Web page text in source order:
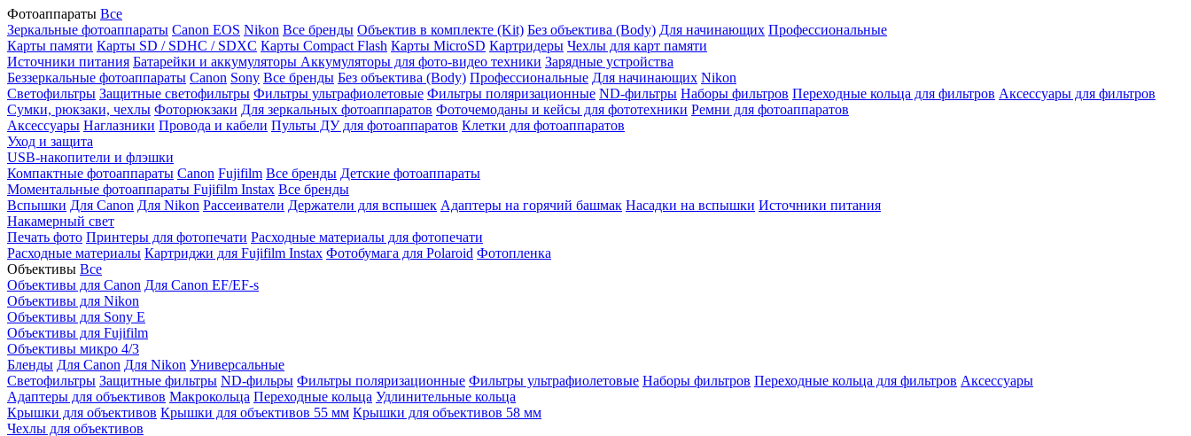
Фотоаппараты Все
Зеркальные фотоаппараты Canon EOS Nikon Все бренды Объектив в комплекте (Kit) Без объектива (Body) Для начинающих Профессиональные
Карты памяти Карты SD / SDHC / SDXC Карты Compact Flash Карты MicroSD Картридеры Чехлы для карт памяти
Источники питания Батарейки и аккумуляторы Аккумуляторы для фото-видео техники Зарядные устройства
Беззеркальные фотоаппараты Canon Sony Все бренды Без объектива (Body) Профессиональные Для начинающих Nikon
Светофильтры Защитные светофильтры Фильтры ультрафиолетовые Фильтры поляризационные ND-фильтры Наборы фильтров Переходные кольца для фильтров Аксессуары для фильтров
Сумки, рюкзаки, чехлы Фоторюкзаки Для зеркальных фотоаппаратов Фоточемоданы и кейсы для фототехники Ремни для фотоаппаратов
Аксессуары Наглазники Провода и кабели Пульты ДУ для фотоаппаратов Клетки для фотоаппаратов
Уход и защита
USB-накопители и флэшки
Компактные фотоаппараты Canon Fujifilm Все бренды Детские фотоаппараты
Моментальные фотоаппараты Fujifilm Instax Все бренды
Вспышки Для Canon Для Nikon Рассеиватели Держатели для вспышек Адаптеры на горячий башмак Насадки на вспышки Источники питания
Накамерный свет
Печать фото Принтеры для фотопечати Расходные материалы для фотопечати
Расходные материалы Картриджи для Fujifilm Instax Фотобумага для Polaroid Фотопленка
Объективы Все
Объективы для Canon Для Canon EF/EF-s
Объективы для Nikon
Объективы для Sony E
Объективы для Fujifilm
Объективы микро 4/3
Бленды Для Canon Для Nikon Универсальные
Светофильтры Защитные фильтры ND-фильры Фильтры поляризационные Фильтры ультрафиолетовые Наборы фильтров Переходные кольца для фильтров Аксессуары
Адаптеры для объективов Макрокольца Переходные кольца Удлинительные кольца
Крышки для объективов Крышки для объективов 55 мм Крышки для объективов 58 мм
Чехлы для объективов